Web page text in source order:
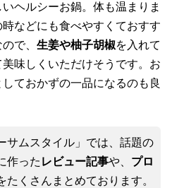
ヘルシーお鍋。体も温まりま
などにも食べやすくておすす
で、 生姜や柚子胡椒を入れて
味しくいただけそうです。お
ておかずの一品になるのも良
サムスタイル」では、話題の
作った レビュー記事や、 プロ
たくさんまとめております。